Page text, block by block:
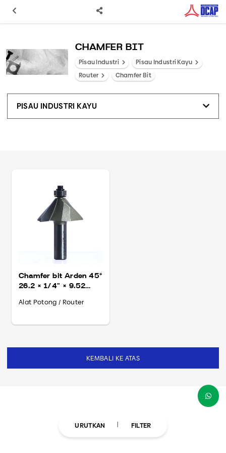
CHAMFER BIT
Pisau Industri
Pisau Industri Kayu
Router
Chamfer Bit
PISAU INDUSTRI KAYU
Chamfer bit Arden 45°
26.2 × 1/4" × 9.52
Alat Potong / Router
KEMBALI KE ATAS
URUTKAN FILTER